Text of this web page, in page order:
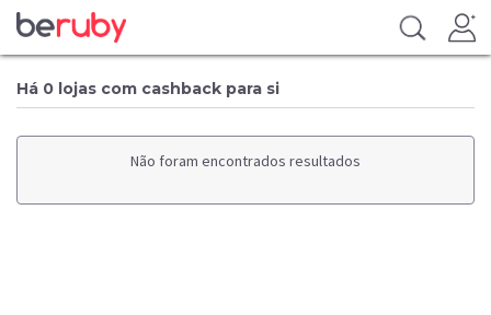
Há 0 lojas com cashback para si
Não foram encontrados resultados